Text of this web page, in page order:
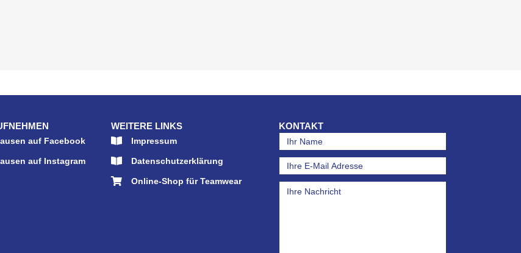
auf Facebook
auf Instagram
WEITERE LINKS
Impressum
Datenschutzerklärung
Online-Shop für Teamwear
KONTAKT